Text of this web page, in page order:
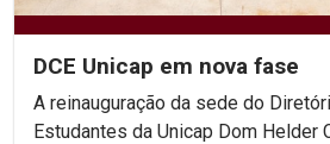
DCE Unicap em nova fase
A reinauguração da sede do
Estudantes da Unicap Dom Helder